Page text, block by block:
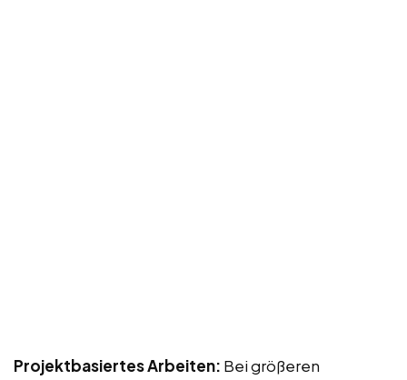
Projektbasiertes Arbeiten: Bei größeren